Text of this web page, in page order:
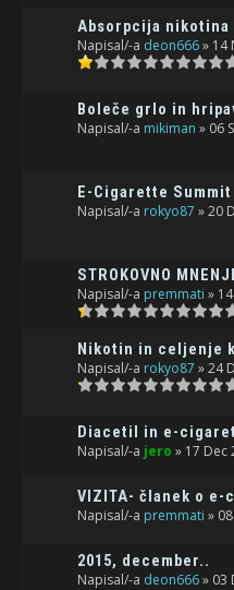
Absorpcija
Napisal/-a deon666» 14
Boleče grlo in
Napisal/-a mikiman » 06
E-Cigarette Summit
Napisal/-a rokyo87 » 20
STROKOVNO
Napisal/-a premmati »
Nikotin in celjenje
Napisal/-a rokyo87 » 24
Diacetil in e-
Napisal/-a jero » 17 Dec
VIZITA- članek o e-
Napisal/-a premmati »
2015, december..
Napisal/-a deon666» 03